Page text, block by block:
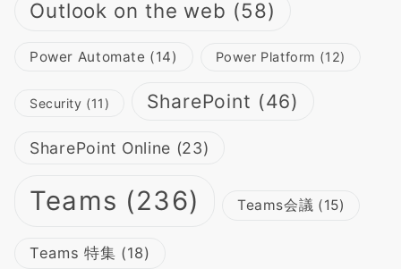
Outlook on the web (58)
Power Automate (14) Power Platform (12)
Security (11) SharePoint (46)
SharePoint Online (23)
Teams (236) Teams会議 (15)
Teams 特集 (18)